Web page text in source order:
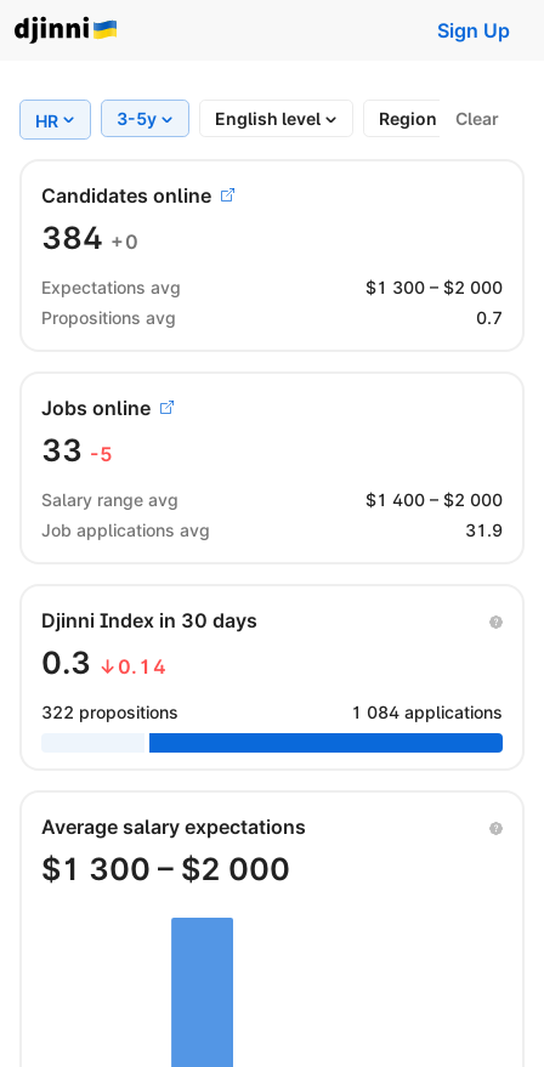
Sign Up
HR 3-5y English level Region Clear
Candidates online
384 +0
Expectations avg $1 300 – $2 000
Propositions avg
0.7
Jobs online
33 -5
Salary range avg $1 400 – $2 000
Job applications avg
31.9
Djinni Index in 30 days
0.3 ↓0.14
322 propositions 1 084 applications
Average salary expectations
$1 300 – $2 000